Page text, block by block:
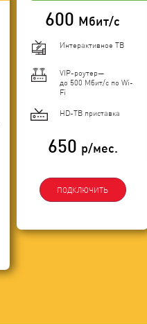
600 Мбит/с
Интерактивное ТВ
VIP-роутер—
до 500 Мбит/с по Wi-
Fi
HD-ТВ приставка
650 р/мес.
ПОДКЛЮЧИТЬ